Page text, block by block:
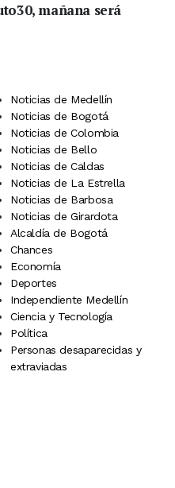
mañana será
Noticias de Medellín
Noticias de Bogotá
Noticias de Colombia
Noticias de Bello
Noticias de Caldas
Noticias de La Estrella
Noticias de Barbosa
Noticias de Girardota
Alcaldía de Bogotá
Chances
Economía
Deportes
Independiente Medellín
Ciencia y Tecnología
Política
Personas desaparecidas y
extraviadas